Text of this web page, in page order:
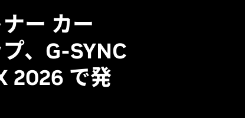
ー カー
、G-SYNC
2026 で発